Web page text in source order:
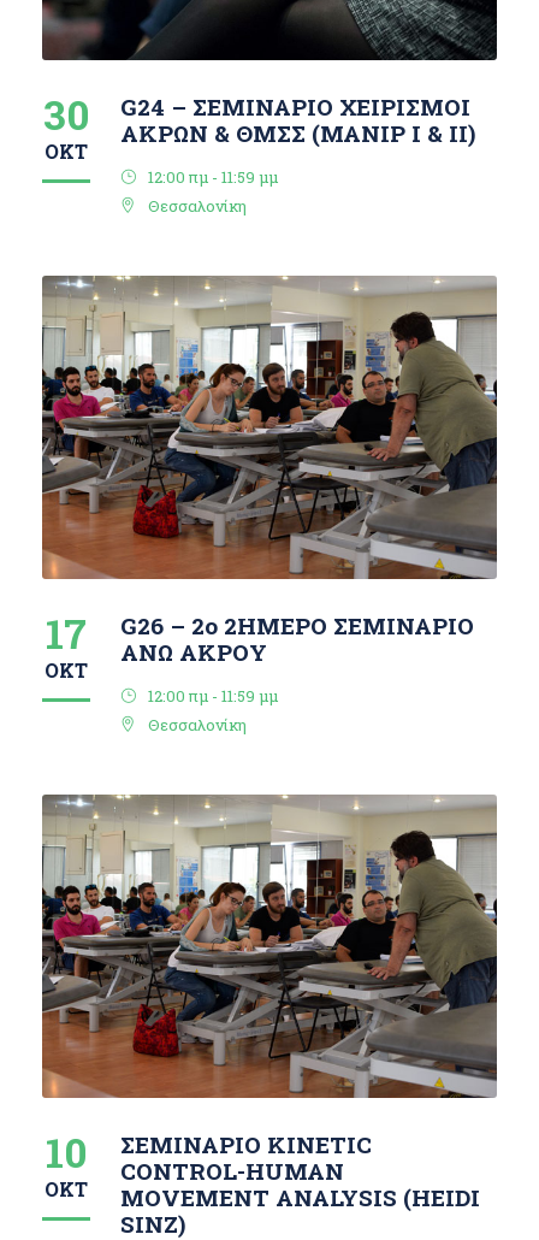
30
ΟΚΤ
G24 – ΣΕΜΙΝΑΡΙΟ ΧΕΙΡΙΣΜΟΙ
ΑΚΡΩΝ & ΘΜΣΣ (ΜΑΝΙΡ I & ΙΙ)
12:00 πμ - 11:59 μμ
Θεσσαλονίκη
17
ΟΚΤ
G26 – 2ο 2ΗΜΕΡΟ ΣΕΜΙΝΑΡΙΟ
ΑΝΩ ΑΚΡΟΥ
12:00 πμ - 11:59 μμ
Θεσσαλονίκη
10
ΟΚΤ
ΣΕΜΙΝΑΡΙΟ KINETIC
CONTROL-HUMAN
MOVEMENT ANALYSIS (HEIDI
SINZ)